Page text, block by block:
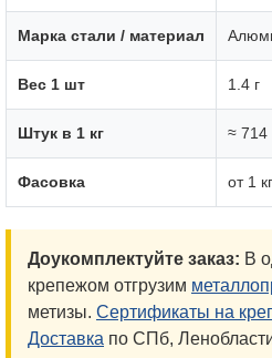
Марка стали / материал
Вес 1 шт 1.4 г
Штук в 1 кг ≈ 714
Фасовка от 1 кг
Доукомплектуйте заказ: В
крепежом отгрузим
метизы. Сертификаты на
Доставка по СПб,